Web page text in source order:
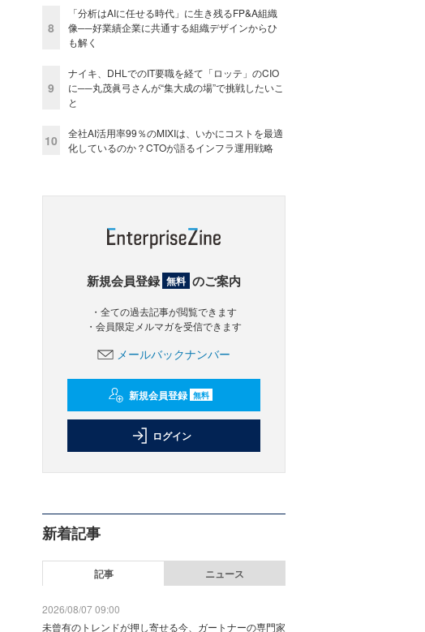
8
「分析はAIに任せる時代」に生き残るFP&A組織
像──好業績企業に共通する組織デザインからひ
も解く
9
ナイキ、DHLでのIT要職を経て「ロッテ」のCIO
に──丸茂眞弓さんが“集大成の場”で挑戦したいこ
と
10
全社AI活用率99％のMIXIは、いかにコストを最適
化しているのか？CTOが語るインフラ運用戦略
新規会員登録 無料 のご案内
・全ての過去記事が閲覧できます
・会員限定メルマガを受信できます
メールバックナンバー
新規会員登録 無料
ログイン
新着記事
記事 ニュース
2026/08/07 09:00
未曾有のトレンドが押し寄せる今、ガートナーの専門家